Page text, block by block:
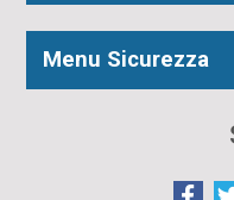
Menu Sicurezza